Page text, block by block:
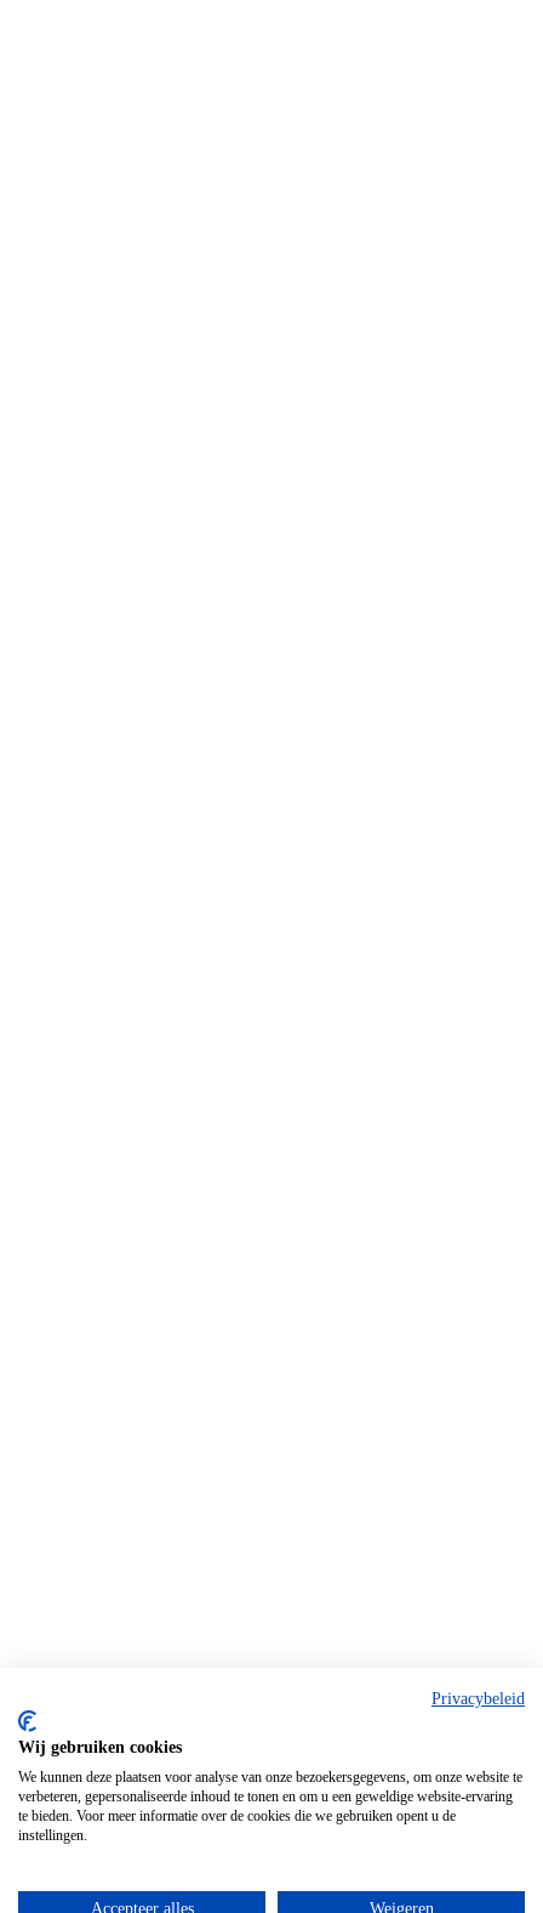
Privacybeleid
Wij gebruiken cookies
We kunnen deze plaatsen voor analyse van onze bezoekersgegevens, om onze website te
verbeteren, gepersonaliseerde inhoud te tonen en om u een geweldige website-ervaring
te bieden. Voor meer informatie over de cookies die we gebruiken opent u de
instellingen.
Accepteer alles Weigeren